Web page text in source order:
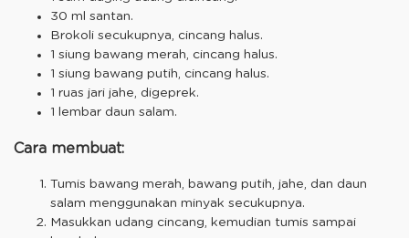
30 ml santan.
Brokoli secukupnya, cincang halus.
1 siung bawang merah, cincang halus.
1 siung bawang putih, cincang halus.
1 ruas jari jahe, digeprek.
1 lembar daun salam.
Cara membuat:
Tumis bawang merah, bawang putih, jahe, dan daun
salam menggunakan minyak secukupnya.
Masukkan udang cincang, kemudian tumis sampai